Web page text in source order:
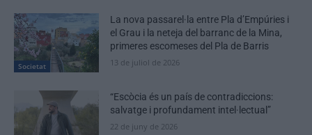
Societat
La nova passarel·la entre Pla d’Empúries i
el Grau i la neteja del barranc de la Mina,
primeres escomeses del Pla de Barris
13 de juliol de 2026
“Escòcia és un país de contradiccions:
salvatge i profundament intel·lectual”
22 de juny de 2026